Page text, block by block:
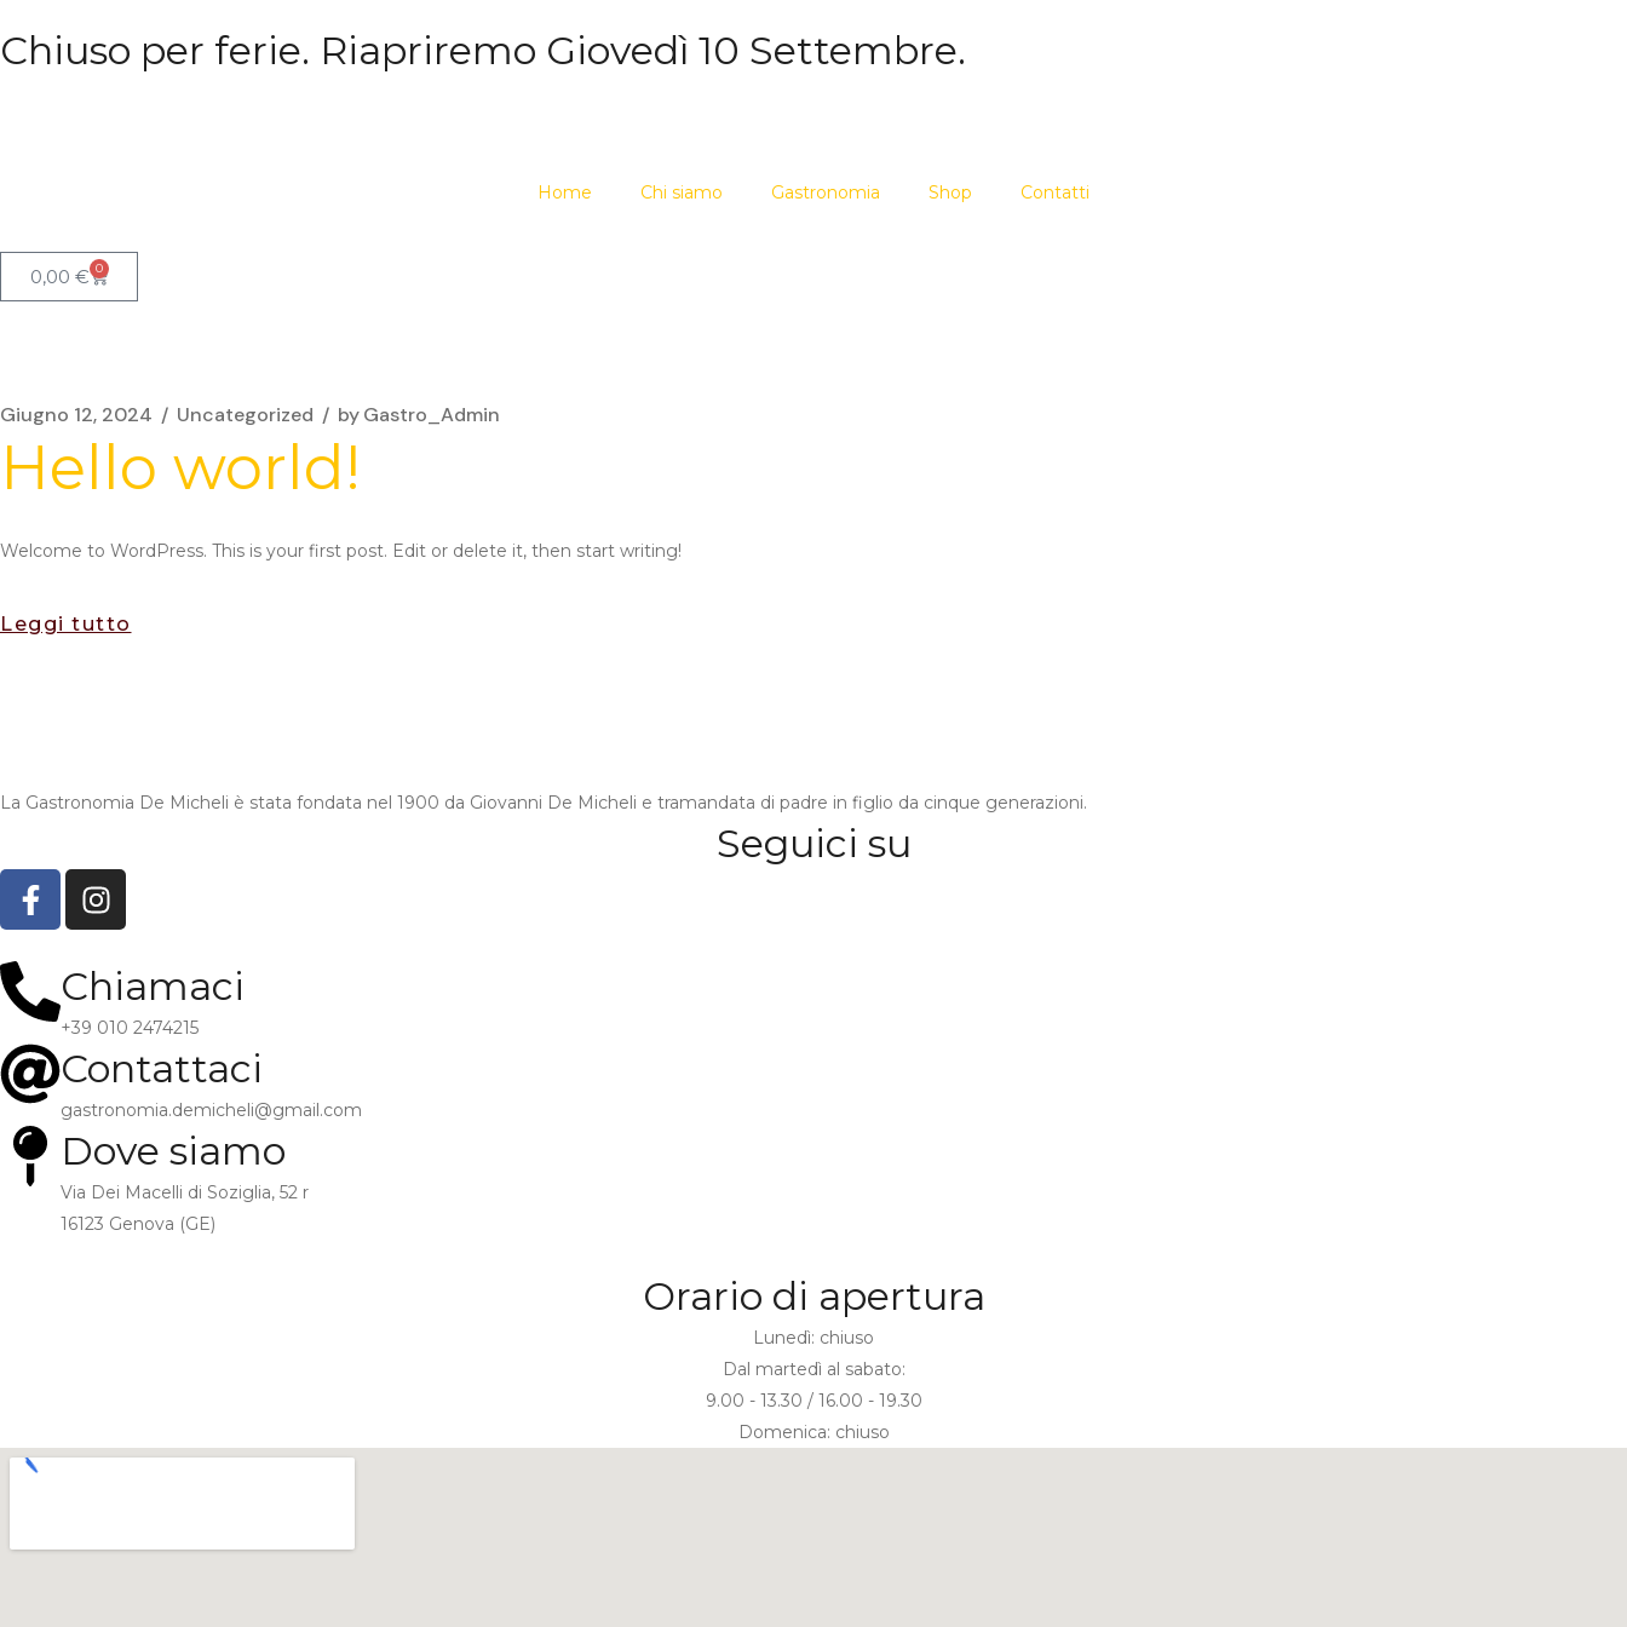
Chiuso per ferie. Riapriremo Giovedì 10 Settembre.
Home Chi siamo Gastronomia Shop Contatti
0,00 € 0
Giugno 12, 2024 Uncategorized byGastro_Admin
Hello world!
Welcome to WordPress. This is your first post. Edit or delete it, then start writing!
Leggi tutto
La Gastronomia De Micheli è stata fondata nel 1900 da Giovanni De Micheli e tramandata di padre in figlio da cinque generazioni.
Seguici su
Chiamaci
+39 010 2474215
Contattaci
gastronomia.demicheli@gmail.com
Dove siamo
Via Dei Macelli di Soziglia, 52 r
16123 Genova (GE)
Orario di apertura
Lunedì: chiuso
Dal martedì al sabato:
9.00 - 13.30 / 16.00 - 19.30
Domenica: chiuso